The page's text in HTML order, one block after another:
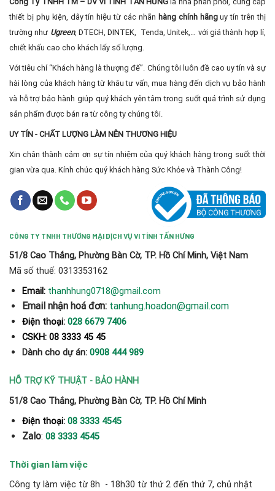
thiết bị phụ kiện, dây tín hiệu từ các nhãn hàng chính hãnguy tín trên thị
trường như Ugreen, DTECH, DINTEK, Tenda, Unitek,… với giá thành hợp lí,
chiết khấu cao cho khách lấy số lượng.
Với tiêu chí “Khách hàng là thượng đế”. Chúng tôi luôn đề cao uy tín và sự
hài lòng của khách hàng từ khâu tư vấn, mua hàng đến dịch vụ bảo hành
và hỗ trợ bảo hành giúp quý khách yên tâm trong suốt quá trình sử dụng
sản phẩm được bán ra từ công ty chúng tôi.
UY TÍN - CHẤT LƯỢNG LÀM NÊN THƯƠNG HIỆU
Xin chân thành cảm ơn sự tín nhiệm của quý khách hàng trong suốt thời
gian vừa qua. Kính chúc quý khách hàng Sức Khỏe và Thành Công!
CÔNG TY TNHH THƯƠNG MẠI DỊCH VỤ VI TÍNH TẤN HƯNG
51/8 Cao Thắng, Phường Bàn Cờ, TP. Hồ Chí Minh, Việt Nam
Mã số thuế: 0313353162
Email: thanhhung0718@gmail.com
Email nhận hoá đơn: tanhung.hoadon@gmail.com
Điện thoại: 028 6679 7406
CSKH: 08 3333 45 45
Dành cho dự án: 0908 444 989
HỖ TRỢ KỸ THUẬT - BẢO HÀNH
51/8 Cao Thắng, Phường Bàn Cờ, TP. Hồ Chí Minh
Điện thoại: 08 3333 4545
Zalo: 08 3333 4545
Thời gian làm việc
Công ty làm việc từ 8h - 18h30 từ thứ 2 đến thứ 7, chủ nhật